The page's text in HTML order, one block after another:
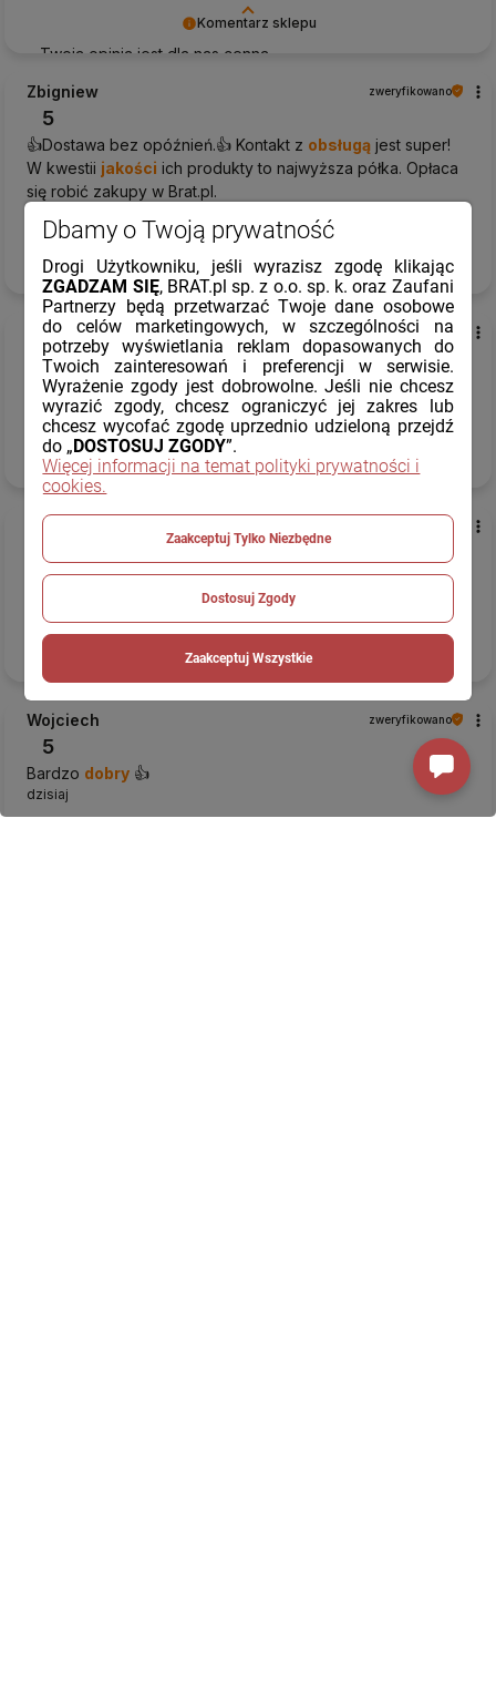
Komentarz sklepu
Twoja opinia jest dla nas cenna.
Komentarz sklepu
Twoja opinia jest bezcenna, dziękujemy!
Zbigniew zweryfikowano
5
👍️Dostawa bez opóźnień.👍 Kontakt z obsługą jest super!
W kwestii jakości ich produkty to najwyższa półka. Opłaca
się robić zakupy w Brat.pl.
Komentarz sklepu
Jesteśmy wdzięczni za pozytywne słowa.
Marcin zweryfikowano
5
Wszystko sprawnie jak zawsze
dzisiaj
Komentarz sklepu
Twoja opinia to dla nas ogromna motywacja, dziękujemy.
Elżbieta
5
Polecam
Wojciech zweryfikowano
5
Bardzo dobry 👍️
dzisiaj
Dbamy o Twoją prywatność
Drogi Użytkowniku, jeśli wyrazisz zgodę klikając
ZGADZAM SIĘ, BRAT.pl sp. z o.o. sp. k. oraz Zaufani
Partnerzy będą przetwarzać Twoje dane osobowe
do celów marketingowych, w szczególności na
potrzeby wyświetlania reklam dopasowanych do
Twoich zainteresowań i preferencji w serwisie.
Wyrażenie zgody jest dobrowolne. Jeśli nie chcesz
wyrazić zgody, chcesz ograniczyć jej zakres lub
chcesz wycofać zgodę uprzednio udzieloną przejdź
do „ DOSTOSUJ ZGODY”.
Więcej informacji na temat polityki prywatności i
cookies.
Zaakceptuj Tylko Niezbędne
Dostosuj Zgody
Zaakceptuj Wszystkie